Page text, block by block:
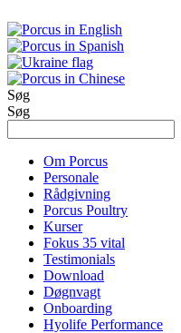
Søg
Søg
Om Porcus
Personale
Rådgivning
Porcus Poultry
Kurser
Fokus 35 vital
Testimonials
Download
Døgnvagt
Onboarding
Hyolife Performance